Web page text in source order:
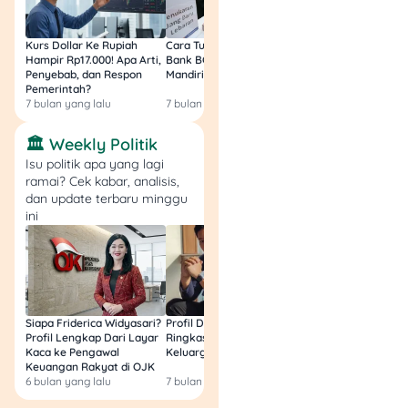
Nama
usaha dan
alamat
usaha
atau
password
mobile
banking
kegiatan
usaha
OTP atau
kode
verifikasi
Jumlah
tenaga kerja
Nomor CVV
kartu
debit/kredit
Skala usaha
dan
karakteristik
usaha
Permintaan
transfer
biaya
pendataan
Kendala
Link APK
atau
Kurs Dollar Ke Rupiah
Hampir Rp17.000! Apa Arti,
Penyebab, dan Respon
Pemerintah?
7 bulan yang lalu
Cara Tukar Uang Baru di
Bank BCA (Umum, BNI,
Mandiri, BRI, dan BSI) 2026!
7 bulan yang lalu
🏛️ Weekly Politik
Isu politik apa yang lagi
ramai? Cek kabar, analisis,
dan update terbaru minggu
ini
Siapa Friderica Widyasari?
Profil Lengkap Dari Layar
Kaca ke Pengawal
Keuangan Rakyat di OJK
6 bulan yang lalu
Profil Darma Mangkuluhur:
Ringkas Latar Belakang
Keluarga dan Bisnisnya
7 bulan yang lalu